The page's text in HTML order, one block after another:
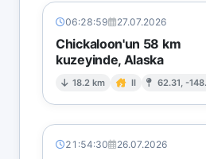
06:28:59 27.07.2026
Chickaloon'un 58 km
kuzeyinde, Alaska
18.2 km II 62.31, -
21:54:30 26.07.2026